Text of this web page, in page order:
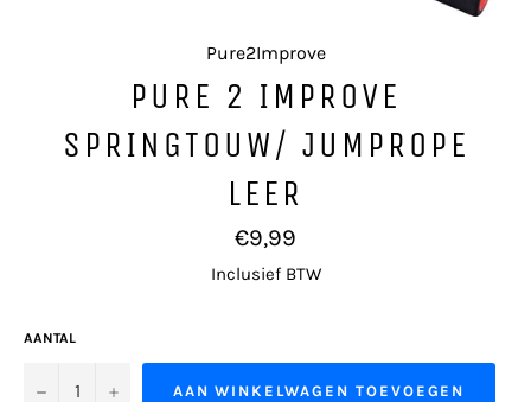
Pure2Improve
PURE 2 IMPROVE
SPRINGTOUW/ JUMPROPE
LEER
Normale
prijs
€9,99
Inclusief BTW
AANTAL
− + AAN WINKELWAGEN TOEVOEGEN